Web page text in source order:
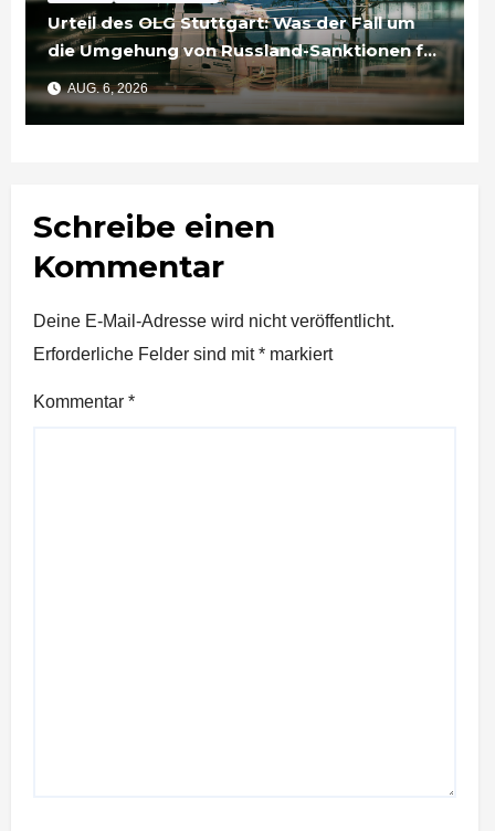
Urteil des OLG Stuttgart: Was der Fall um
die Umgehung von Russland-Sanktionen für
Unternehmen bedeutet
AUG. 6, 2026
Schreibe einen
Kommentar
Deine E-Mail-Adresse wird nicht veröffentlicht.
Erforderliche Felder sind mit* markiert
Kommentar *